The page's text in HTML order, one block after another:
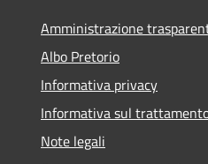
Amministrazione
Albo Pretorio
Informativa privacy
Informativa sul
Note legali